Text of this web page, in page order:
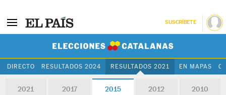
SUSCRÍBETE
DIRECTO RESULTADOS 2024 RESULTADOS 2021 EN MAPAS
2021 2017 2015 2012 2010